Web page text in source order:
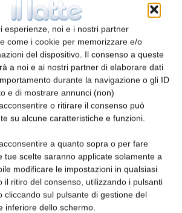
esperienze, noi e i nostri partner
come i cookie per memorizzare e/o
del dispositivo. Il consenso a queste
a noi e ai nostri partner di elaborare dati
durante la navigazione o gli ID
e di mostrare annunci (non)
o ritirare il consenso può
su alcune caratteristiche e funzioni.
a quanto sopra o per fare
tue scelte saranno applicate solamente a
modificare le impostazioni in qualsiasi
il ritiro del consenso, utilizzando i pulsanti
cliccando sul pulsante di gestione del
inferiore dello schermo.
un impiego nel settore
dopo aver concluso il
getta le basi per
a questa filiera e
sfide del mondo
con strumenti adeguati.
potremo trasmettere una
che deve sapersi rinnovare
il presidente del
Domenico Raimondo.